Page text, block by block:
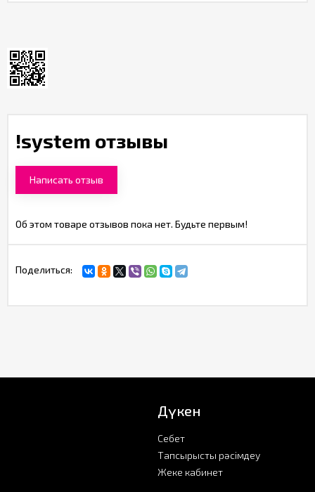
!system отзывы
Написать отзыв
Об этом товаре отзывов пока нет. Будьте первым!
Поделиться:
Дүкен
Себет
Тапсырысты рәсімдеу
Жеке кабинет